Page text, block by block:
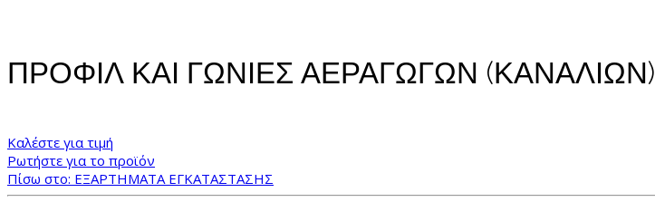
ΠΡΟΦΙΛ ΚΑΙ ΓΩΝΙΕΣ ΑΕΡΑΓΩΓΩΝ (ΚΑΝΑΛΙΩΝ)
Καλέστε για τιμή
Ρωτήστε για το προϊόν
Πίσω στο: ΕΞΑΡΤΗΜΑΤΑ ΕΓΚΑΤΑΣΤΑΣΗΣ